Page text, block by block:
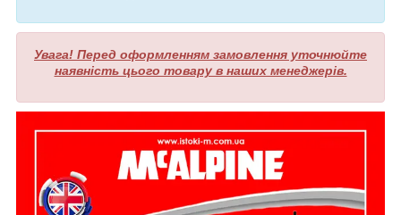
Увага! Перед оформленням замовлення уточнюйте
наявність цього товару в наших менеджерів.